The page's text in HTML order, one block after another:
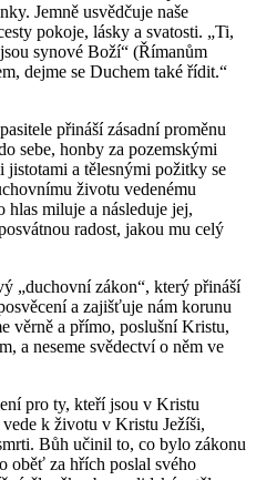
Jemně usvědčuje naše
pokoje, lásky a svatosti. „Ti,
synové Boží“ (Římanům
dejme se Duchem také řídit.“
přináší zásadní proměnu
sebe, honby za pozemskými
a tělesnými požitky se
životu vedenému
miluje a následuje jej,
radost, jakou mu celý
„duchovní zákon“, který přináší
a zajišťuje nám korunu
věrně a přímo, poslušní Kristu,
a neseme svědectví o něm ve
pro ty, kteří jsou v Kristu
k životu v Kristu Ježíši,
Bůh učinil to, co bylo zákonu
oběť za hřích poslal svého